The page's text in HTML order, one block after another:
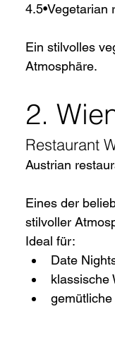
4.5•Vegetarian
Ein stilvolles
Atmosphäre.
2.
Restaurant
Austrian
Eines der
stilvoller
Ideal für:
Date
klassische